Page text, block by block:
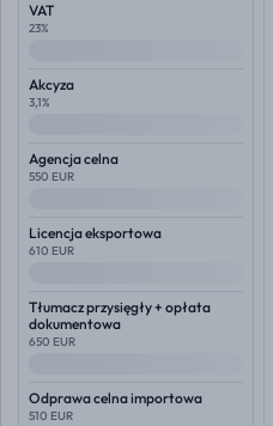
VAT
23%
Akcyza
3,1%
Agencja celna
550 EUR
Licencja eksportowa
610 EUR
Tłumacz przysięgły + opłata
dokumentowa
650 EUR
Odprawa celna importowa
510 EUR